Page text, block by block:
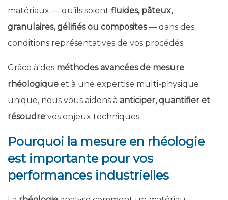
matériaux — qu’ils soient fluides, pâteux,
granulaires, gélifiés ou composites— dans des
conditions représentatives de vos procédés.
Grâce à des méthodes avancées de mesure
rhéologique et à une expertise multi-physique
unique, nous vous aidons à anticiper, quantifier et
résoudre vos enjeux techniques.
Pourquoi la mesure en rhéologie
est importante pour vos
performances industrielles